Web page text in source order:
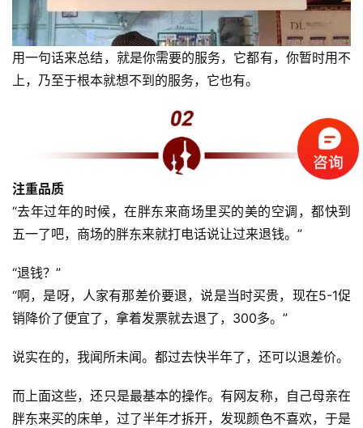
业
大
全
课
标
洞
察
杆
训
用一句话来总结，就是你需要的服务，它都有，你暂时用不
上，乃至于根本就想不到的服务，它也有。
注重品质
“去年过年的时候，在胖东来商场里买的美的空调，都快到
五一了吧，商场的胖东来就打电话说让过来退钱。”
“退钱？”
“啊，是呀，人家有那差价要退，说是当时买贵，现在5-1促
销降价了便宜了，拿着发票就去退了，300多。”
说实在的，我闻所未闻。都过去快半年了，还可以退差价。
而上面这些，还只是最基本的操作。有网友称，自己母亲在
胖东来买的床单，过了半年才拆开，发现颜色不喜欢，于是